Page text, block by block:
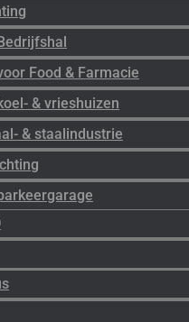
Food & Farmacie
& vrieshuizen
& staalindustrie